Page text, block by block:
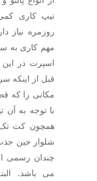
تیپ کاری
روزمره نیاز
مهم کاری به
اسپرت در این
قبل از اینکه
مکانی را که
با توجه به آن
همچون کت
شلوار جین
چندان رسمی
می باشد.